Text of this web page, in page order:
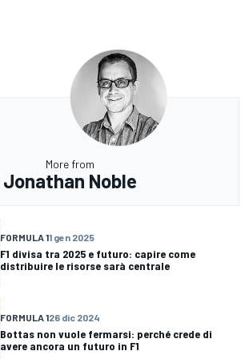
More from
Jonathan Noble
FORMULA 11 gen 2025
F1 divisa tra 2025 e futuro: capire come
distribuire le risorse sarà centrale
FORMULA 126 dic 2024
Bottas non vuole fermarsi: perché crede di
avere ancora un futuro in F1